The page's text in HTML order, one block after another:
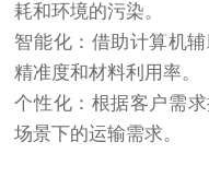
耗和环境的污染。
智能化：借助计算机
精准度和材料利用率。
个性化：根据客户需
场景下的运输需求。